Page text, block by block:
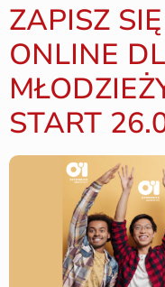
ZAPISZ
ONLINE
START